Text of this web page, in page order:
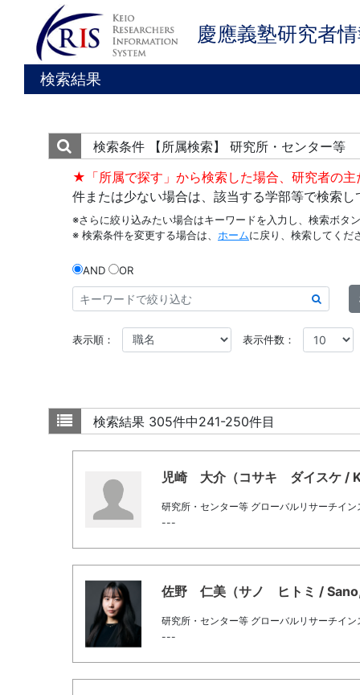
慶應義塾研究者
検索結果
検索条件
【所属検索】 研究所・センター等
★「所属で探す」から検索した場合、研究者の
件または少ない場合は、該当する学部等で検索し
※さらに絞り込みたい場合はキーワードを入力し、検索ボタ
※ 検索条件を変更する場合は、 ホームに戻り、検索してくだ
AND OR
表示順： 表示件数：
検索結果 305件中241-250件目
児崎 大介（コサキ ダイスケ /
研究所・センター等 グローバルリサーチイ
---
佐野 仁美（サノ ヒトミ /
研究所・センター等 グローバルリサーチイ
---